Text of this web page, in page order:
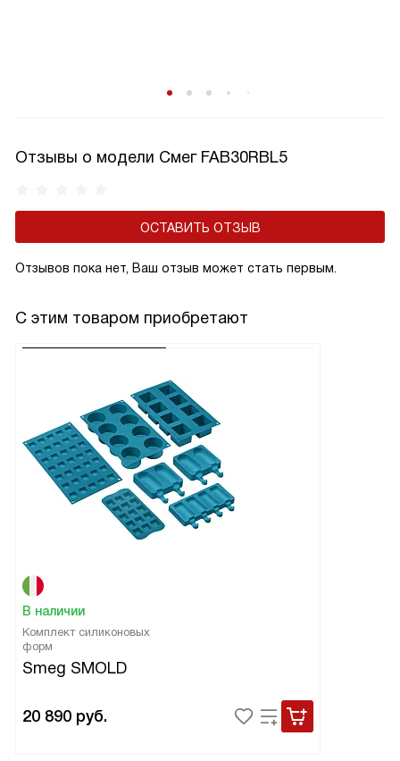
Отзывы о модели Смег FAB30RBL5
ОСТАВИТЬ ОТЗЫВ
Отзывов пока нет, Ваш отзыв может стать первым.
С этим товаром приобретают
В наличии
Комплект силиконовых
форм
Smeg SMOLD
20 890 руб.